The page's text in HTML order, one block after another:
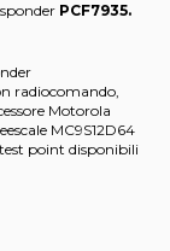
PCF7935.
radiocomando,
Motorola
MC9S12D64
point disponibili